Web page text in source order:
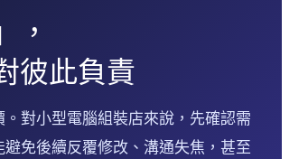
，
彼此負責
對小型電腦組裝店來說，先確認需
免後續反覆修改、溝通失焦，甚至